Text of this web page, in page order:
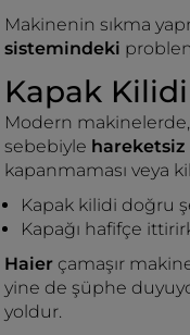
Makinenin sıkma
sistemindeki
Kapak Kilidi
Modern makinelerde,
sebebiyle hareketsiz
kapanmaması veya
Kapak kilidi doğru
Kapağı hafifçe
Haier çamaşır
yine de şüphe
yoldur.